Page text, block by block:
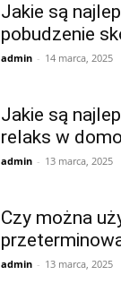
Jakie są
pobudzenie
admin - 14 marca, 2025
Jakie są
relaks w
admin - 13 marca, 2025
Czy można
admin - 13 marca, 2025